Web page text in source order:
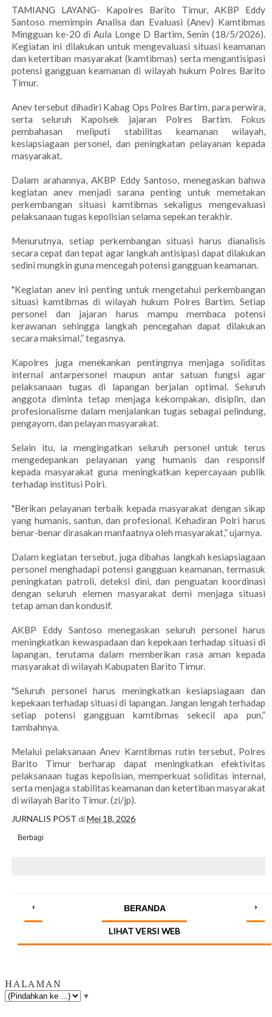
TAMIANG LAYANG- Kapolres Barito Timur, AKBP Eddy
Santoso memimpin Analisa dan Evaluasi (Anev) Kamtibmas
Mingguan ke-20 di Aula Longe D Bartim, Senin (18/5/2026).
Kegiatan ini dilakukan untuk mengevaluasi situasi keamanan
dan ketertiban masyarakat (kamtibmas) serta mengantisipasi
potensi gangguan keamanan di wilayah hukum Polres Barito
Timur.
Anev tersebut dihadiri Kabag Ops Polres Bartim, para perwira,
serta seluruh Kapolsek jajaran Polres Bartim. Fokus
pembahasan meliputi stabilitas keamanan wilayah,
kesiapsiagaan personel, dan peningkatan pelayanan kepada
masyarakat.
Dalam arahannya, AKBP Eddy Santoso, menegaskan bahwa
kegiatan anev menjadi sarana penting untuk memetakan
perkembangan situasi kamtibmas sekaligus mengevaluasi
pelaksanaan tugas kepolisian selama sepekan terakhir.
Menurutnya, setiap perkembangan situasi harus dianalisis
secara cepat dan tepat agar langkah antisipasi dapat dilakukan
sedini mungkin guna mencegah potensi gangguan keamanan.
"Kegiatan anev ini penting untuk mengetahui perkembangan
situasi kamtibmas di wilayah hukum Polres Bartim. Setiap
personel dan jajaran harus mampu membaca potensi
kerawanan sehingga langkah pencegahan dapat dilakukan
secara maksimal,” tegasnya.
Kapolres juga menekankan pentingnya menjaga soliditas
internal antarpersonel maupun antar satuan fungsi agar
pelaksanaan tugas di lapangan berjalan optimal. Seluruh
anggota diminta tetap menjaga kekompakan, disiplin, dan
profesionalisme dalam menjalankan tugas sebagai pelindung,
pengayom, dan pelayan masyarakat.
Selain itu, ia mengingatkan seluruh personel untuk terus
mengedepankan pelayanan yang humanis dan responsif
kepada masyarakat guna meningkatkan kepercayaan publik
terhadap institusi Polri.
"Berikan pelayanan terbaik kepada masyarakat dengan sikap
yang humanis, santun, dan profesional. Kehadiran Polri harus
benar-benar dirasakan manfaatnya oleh masyarakat,” ujarnya.
Dalam kegiatan tersebut, juga dibahas langkah kesiapsiagaan
personel menghadapi potensi gangguan keamanan, termasuk
peningkatan patroli, deteksi dini, dan penguatan koordinasi
dengan seluruh elemen masyarakat demi menjaga situasi
tetap aman dan kondusif.
AKBP Eddy Santoso menegaskan seluruh personel harus
meningkatkan kewaspadaan dan kepekaan terhadap situasi di
lapangan, terutama dalam memberikan rasa aman kepada
masyarakat di wilayah Kabupaten Barito Timur.
"Seluruh personel harus meningkatkan kesiapsiagaan dan
kepekaan terhadap situasi di lapangan. Jangan lengah terhadap
setiap potensi gangguan kamtibmas sekecil apa pun,”
tambahnya.
Melalui pelaksanaan Anev Kamtibmas rutin tersebut, Polres
Barito Timur berharap dapat meningkatkan efektivitas
pelaksanaan tugas kepolisian, memperkuat soliditas internal,
serta menjaga stabilitas keamanan dan ketertiban masyarakat
di wilayah Barito Timur. (zi/jp).
JURNALIS POST diMei 18, 2026
Berbagi
‹ ›
BERANDA
LIHAT VERSI WEB
HALAMAN
▼